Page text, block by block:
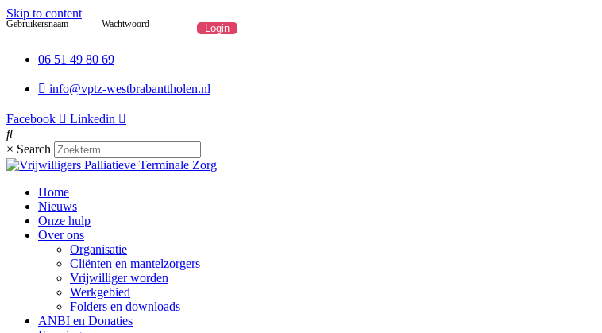
Skip to content
Gebruikersnaam Wachtwoord
06 51 49 80 69
info@vptz-westbrabanttholen.nl
Facebook Linkedin
× Search
Home
Nieuws
Onze hulp
Over ons
Organisatie
Cliënten en mantelzorgers
Vrijwilliger worden
Werkgebied
Folders en downloads
ANBI en Donaties